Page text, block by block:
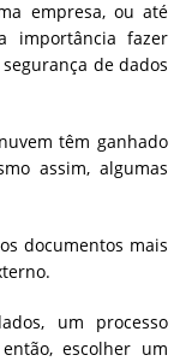
empresa, ou até
importância fazer
de dados
têm ganhado
assim, algumas
documentos mais
um processo
escolher um